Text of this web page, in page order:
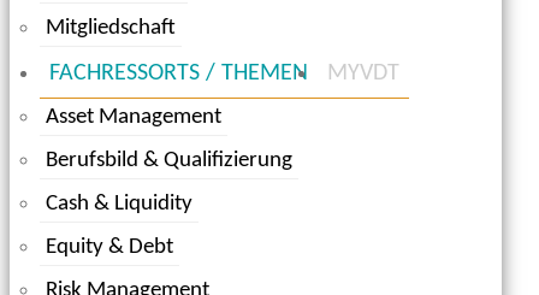
Mitgliedschaft
FACHRESSORTS / THEMEN
Asset Management
Berufsbild & Qualifizierung
Cash & Liquidity
Equity & Debt
MYVDT